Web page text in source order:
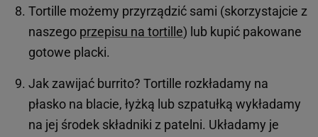
Tortille możemy przyrządzić sami (skorzystajcie z
naszego przepisu na tortille) lub kupić pakowane
gotowe placki.
Jak zawijać burrito? Tortille rozkładamy na
płasko na blacie, łyżką lub szpatułką wykładamy
na jej środek składniki z patelni. Układamy je